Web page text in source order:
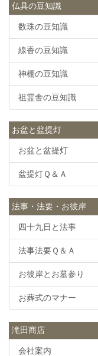
仏具の豆知識
数珠の豆知識
線香の豆知識
神棚の豆知識
祖霊舎の豆知識
お盆と盆提灯
お盆と盆提灯
盆提灯Ｑ＆Ａ
法事・法要・お彼岸
四十九日と法事
法事法要Ｑ＆Ａ
お彼岸とお墓参り
お葬式のマナー
滝田商店
会社案内